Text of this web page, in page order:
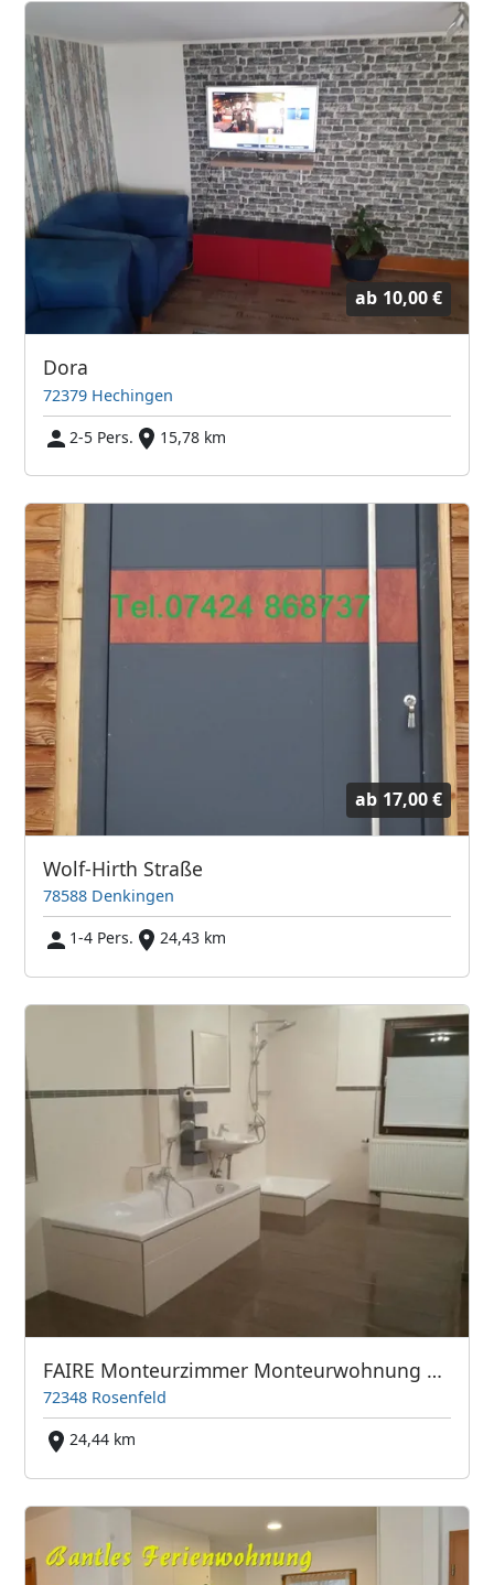
ab 10,00 €
Dora
72379 Hechingen
2-5 Pers.
15,78 km
ab 17,00 €
Wolf-Hirth Straße
78588 Denkingen
1-4 Pers.
24,43 km
FAIRE Monteurzimmer Monteurwohnung Ferienwohnung Gästezimmer
72348 Rosenfeld
24,44 km